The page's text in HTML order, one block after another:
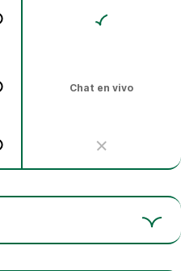
Chat en vivo
con telefonía en la